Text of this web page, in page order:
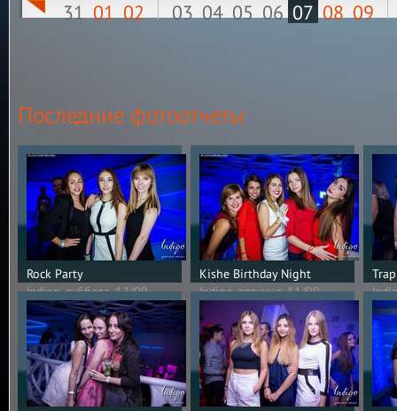
31 01 02 03 04 05 06 07 08 09
Последние фотоотчеты
Rock Party
Indigo, суббота, 12/09
Kishe Birthday Night
Indigo, пятница, 11/09